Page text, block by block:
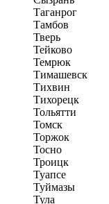
Таганрог
Тамбов
Тверь
Тейково
Темрюк
Тимашевск
Тихвин
Тихорецк
Тольятти
Томск
Торжок
Тосно
Троицк
Туапсе
Туймазы
Тула